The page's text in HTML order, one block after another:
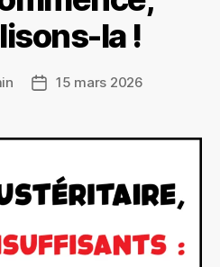
la !
Date15 mars 2026